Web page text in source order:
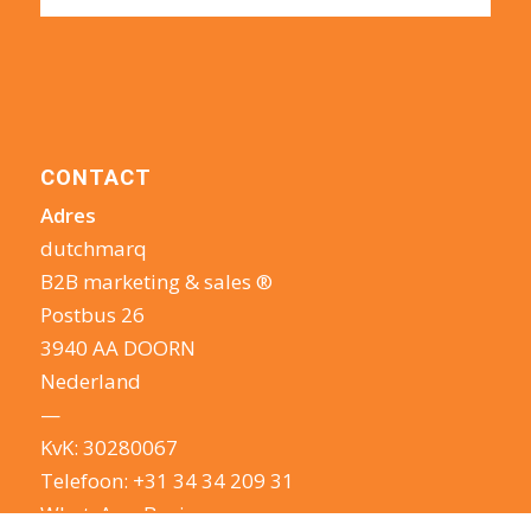
CONTACT
Adres
dutchmarq
B2B marketing & sales ®
Postbus 26
3940 AA DOORN
Nederland
—
KvK: 30280067
Telefoon: +31 34 34 209 31
WhatsApp Business